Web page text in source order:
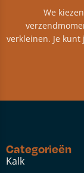
We
verkleinen. Je
Categorieën
Kalk